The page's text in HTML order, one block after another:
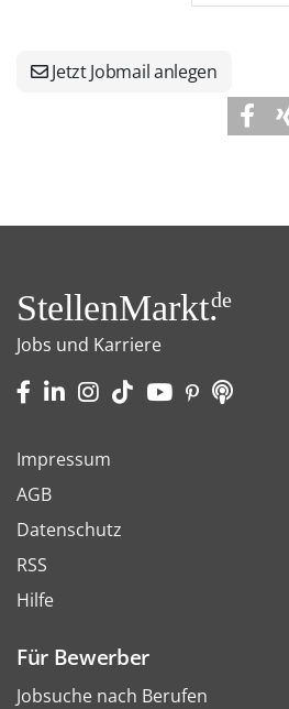
Jetzt Jobmail anlegen
StellenMarkt.de
Jobs und Karriere
Impressum
AGB
Datenschutz
RSS
Hilfe
Für Bewerber
Jobsuche nach Berufen